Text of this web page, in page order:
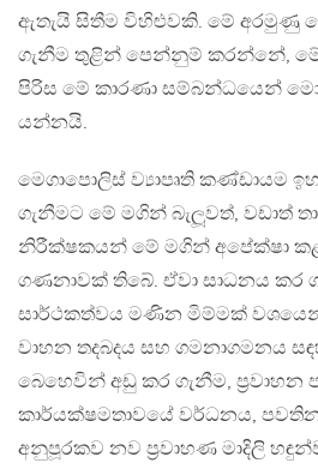
ඇතැයි සිතීම විහිළුවකි. මේ අරමුණු
ගැනීම තුළින් පෙන්නුම් කරන්නේ, මේ
පිරිස මේ කාරණා සම්බන්ධයෙන්
යන්නයි.
මෙගාපොලිස් ව්‍යාපෘති කණ්ඩායම
ගැනීමට මේ මගින් බැලූවත්, වඩාත්
නිරීක්ෂකයන් මේ මගින් අපේක්ෂා
ගණනාවක් තිබේ. ඒවා සාධනය කර
සාර්ථකත්වය මණින මිම්මක්
වාහන තදබදය සහ ගමනාගමනය
බෙහෙවින් අඩු කර ගැනීම, ප‍්‍රවාහන
කාර්යක්ෂමතාවයේ වර්ධනය, පවතින
අනුපූරකව නව ප‍්‍රවාහණ මාදිලි